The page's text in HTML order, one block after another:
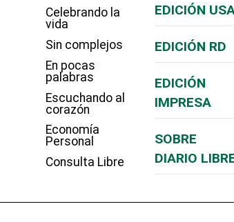
Celebrando la
vida
Sin complejos
En pocas
palabras
Escuchando al
corazón
Economía
Personal
Consulta Libre
EDICIÓN
EDICIÓN RD
EDICIÓN
IMPRESA
SOBRE
DIARIO